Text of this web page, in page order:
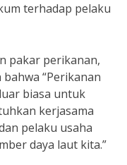
terhadap pelaku
pakar perikanan,
“Perikanan
biasa untuk
kerjasama
pelaku usaha
daya laut kita.”